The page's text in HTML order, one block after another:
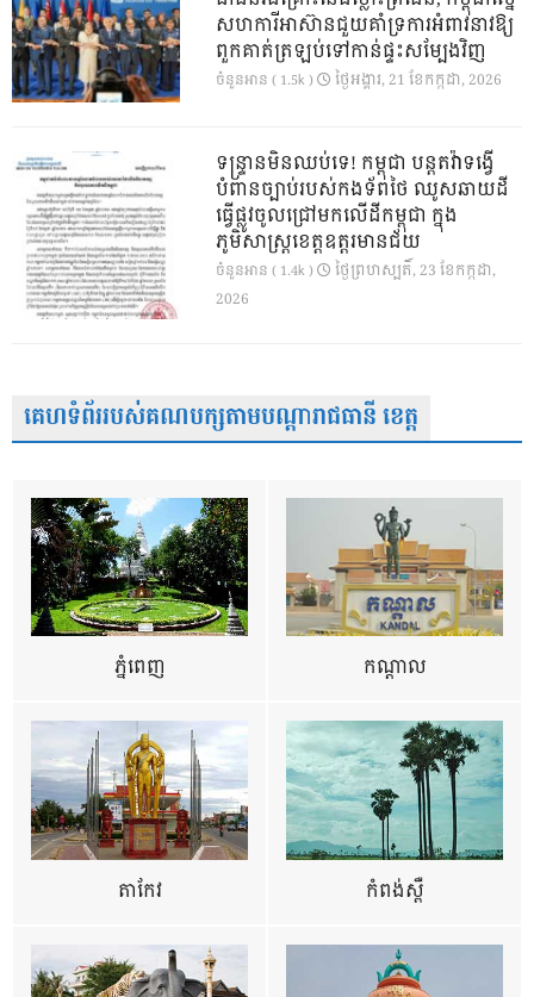
សហការីអាស៊ានជួយគាំទ្រការអំពាវនាវឱ្យ
ពួកគាត់ត្រឡប់ទៅកាន់ផ្ទះសម្បែងវិញ
ចំនួនអាន ( 1.5k ) ថ្ងៃ​អង្គារ, 21 ខែ​កក្កដា, 2026
ទន្ទ្រានមិនឈប់ទេ! កម្ពុជា បន្តតវ៉ាទង្វើ
បំពានច្បាប់របស់កងទ័ពថៃ ឈូសឆាយដី
ធ្វើផ្លូវចូលជ្រៅមកលើដីកម្ពុជា ក្នុង
ភូមិសាស្ត្រខេត្តឧត្តរមានជ័យ
ចំនួនអាន ( 1.4k )
ថ្ងៃ​ព្រហស្បតិ៍, 23 ខែ​កក្កដា,
2026
គេហទំព័ររបស់គណបក្សតាមបណ្តារាជធានី ខេត្ត
ភ្នំពេញ កណ្តាល
តាកែវ កំពង់ស្ពឺ